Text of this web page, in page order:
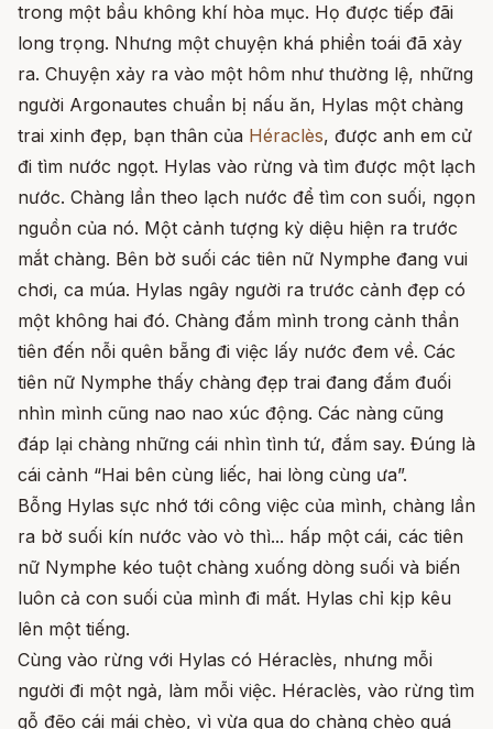
trong một bầu không khí hòa mục. Họ được tiếp đãi
long trọng. Nhưng một chuyện khá phiền toái đã xảy
ra. Chuyện xảy ra vào một hôm như thường lệ, những
người Argonautes chuẩn bị nấu ăn, Hylas một chàng
trai xinh đẹp, bạn thân của Héraclès, được anh em cử
đi tìm nước ngọt. Hylas vào rừng và tìm được một lạch
nước. Chàng lần theo lạch nước để tìm con suối, ngọn
nguồn của nó. Một cảnh tượng kỳ diệu hiện ra trước
mắt chàng. Bên bờ suối các tiên nữ Nymphe đang vui
chơi, ca múa. Hylas ngây người ra trước cảnh đẹp có
một không hai đó. Chàng đắm mình trong cảnh thần
tiên đến nỗi quên bẵng đi việc lấy nước đem về. Các
tiên nữ Nymphe thấy chàng đẹp trai đang đắm đuối
nhìn mình cũng nao nao xúc động. Các nàng cũng
đáp lại chàng những cái nhìn tình tứ, đắm say. Đúng là
cái cảnh “Hai bên cùng liếc, hai lòng cùng ưa”.
Bỗng Hylas sực nhớ tới công việc của mình, chàng lần
ra bờ suối kín nước vào vò thì... hấp một cái, các tiên
nữ Nymphe kéo tuột chàng xuống dòng suối và biến
luôn cả con suối của mình đi mất. Hylas chỉ kịp kêu
lên một tiếng.
Cùng vào rừng với Hylas có Héraclès, nhưng mỗi
người đi một ngả, làm mỗi việc. Héraclès, vào rừng tìm
gỗ đẽo cái mái chèo, vì vừa qua do chàng chèo quá